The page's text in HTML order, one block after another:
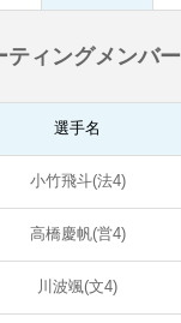
ティングメンバー
選手名
小竹飛斗(法4)
高橋慶帆(営4)
川波颯(文4)